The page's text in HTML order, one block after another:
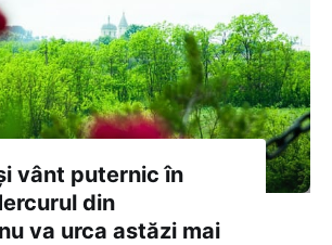
vânt puternic în
din
va urca astăzi mai